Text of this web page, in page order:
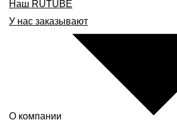
Наш RUTUBE
У нас заказывают
О компании